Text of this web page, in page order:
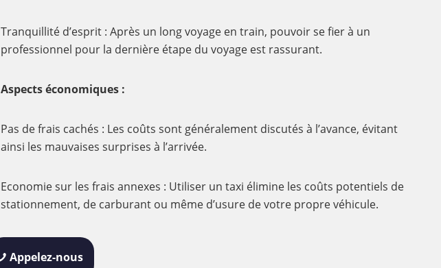
Tranquillité d’esprit : Après un long voyage en train, pouvoir se fier à un
professionnel pour la dernière étape du voyage est rassurant.
Aspects économiques :
Pas de frais cachés : Les coûts sont généralement discutés à l’avance, évitant
ainsi les mauvaises surprises à l’arrivée.
Economie sur les frais annexes : Utiliser un taxi élimine les coûts potentiels de
stationnement, de carburant ou même d’usure de votre propre véhicule.
Appelez-nous